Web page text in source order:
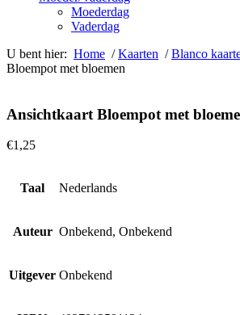
Moederdag
Vaderdag
U bent hier: Home /Kaarten /Blanco
Bloempot met bloemen
Ansichtkaart Bloempot met
€1,25
Taal Nederlands
Auteur Onbekend, Onbekend
Uitgever Onbekend